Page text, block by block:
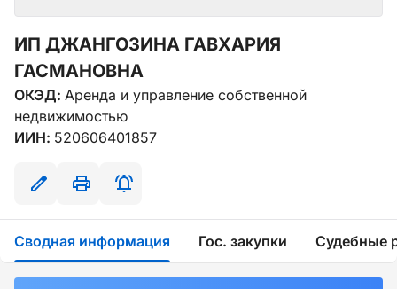
ИП ДЖАНГОЗИНА ГАВХАРИЯ
ГАСМАНОВНА
ОКЭД: Аренда и управление собственной
недвижимостью
ИИН: 520606401857
Сводная информация Гос. закупки Судебные